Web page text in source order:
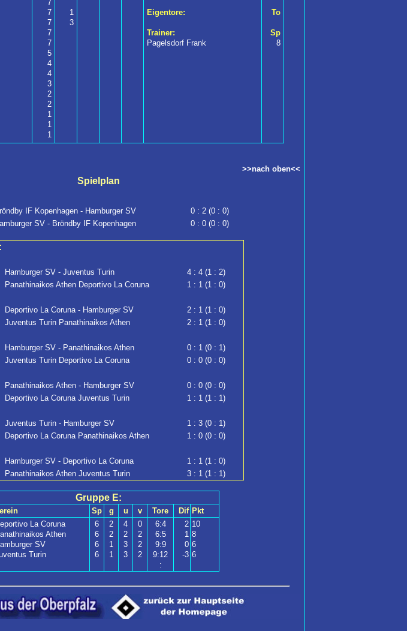
7
7
7
7
7
5
4
4
3
2
2
1
1
1
1
3
Eigentore:
Trainer:
Pagelsdorf Frank
To
Sp
8
>>nach oben<<
Spielplan
IF Kopenhagen - Hamburger SV
0 : 2 (0 : 0)
SV - Bröndby IF Kopenhagen 0 : 0 (0 : 0)
Hamburger SV - Juventus Turin
4 : 4 (1 : 2)
Panathinaikos Athen Deportivo La Coruna
1 : 1 (1 : 0)
Deportivo La Coruna - Hamburger SV
2 : 1 (1 : 0)
Juventus Turin Panathinaikos Athen
2 : 1 (1 : 0)
Hamburger SV - Panathinaikos Athen
0 : 1 (0 : 1)
Juventus Turin Deportivo La Coruna
0 : 0 (0 : 0)
Panathinaikos Athen - Hamburger SV
0 : 0 (0 : 0)
Deportivo La Coruna Juventus Turin
1 : 1 (1 : 1)
Juventus Turin - Hamburger SV
1 : 3 (0 : 1)
Deportivo La Coruna Panathinaikos Athen
1 : 0 (0 : 0)
Hamburger SV - Deportivo La Coruna
1 : 1 (1 : 0)
Panathinaikos Athen Juventus Turin 3 : 1 (1 : 1)
Gruppe E:
Sp g u v Tore Dif Pkt
La Coruna
Athen
SV
Turin
6
6
6
6
2
2
1
1
4
2
3
3
0
2
2
2
6:4
6:5
9:9
9:12
:
2
1
0
-3
10
8
6
6